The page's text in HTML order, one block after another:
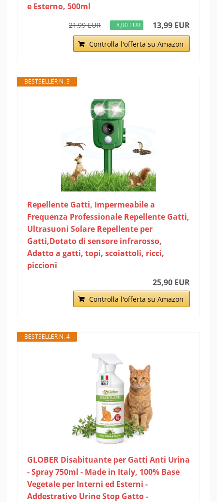
e Esterno, 500ml
21,99 EUR −8,00 EUR 13,99 EUR
Controlla l'offerta su Amazon
BESTSELLER N. 3
Repellente Gatti, Impermeabile a
Frequenza Professionale Repellente Gatti,
Ultrasuoni Solare Repellente per
Gatti,Dotato di sensore infrarosso,
Adatto a gatti, topi, scoiattoli, ricci,
piccioni
25,90 EUR
Controlla l'offerta su Amazon
BESTSELLER N. 4
GLOBER Disabituante per Gatti Anti Urina
- Spray 750ml - Made in Italy, 100% Base
Vegetale per Interni ed Esterni -
Addestrativo Urine Stop Gatto -